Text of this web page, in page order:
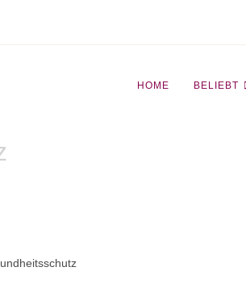
HOME BELIEBT